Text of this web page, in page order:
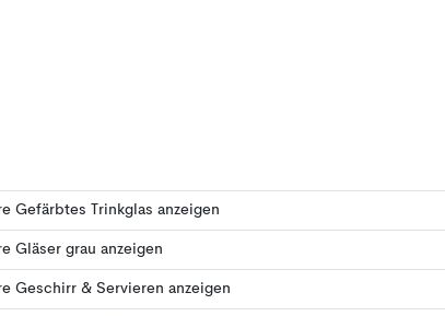
Gefärbtes Trinkglas anzeigen
Gläser grau anzeigen
Geschirr & Servieren anzeigen